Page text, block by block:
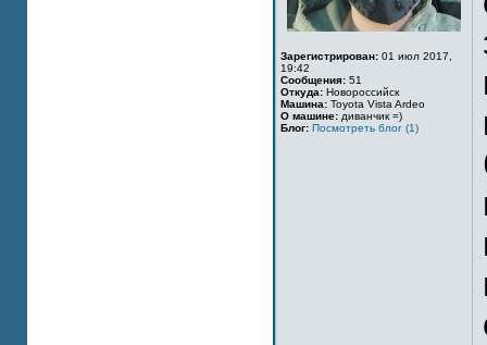
Зарегистрирован: 01 июл 2017,
19:42
Сообщения: 51
Откуда: Новороссийск
Машина: Toyota Vista Ardeo
О машине: диванчик =)
Блог: Посмотреть блог (1)